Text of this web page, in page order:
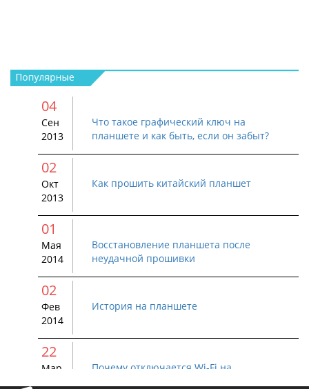
04
Сен
2013
Что такое графический ключ на
планшете и как быть, если он забыт?
02
Окт
2013
Как прошить китайский планшет
01
Мая
2014
Восстановление планшета после
неудачной прошивки
02
Фев
2014
История на планшете
22
Мар
Почему отключается Wi-Fi на